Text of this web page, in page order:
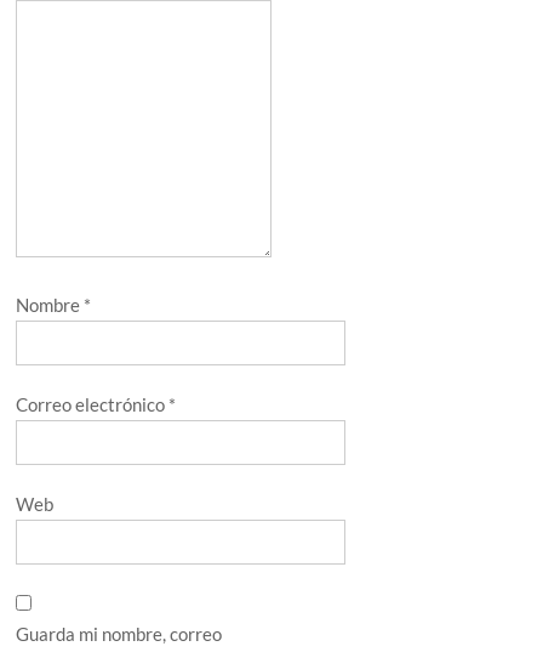
Nombre *
Correo electrónico *
Web
Guarda mi nombre, correo